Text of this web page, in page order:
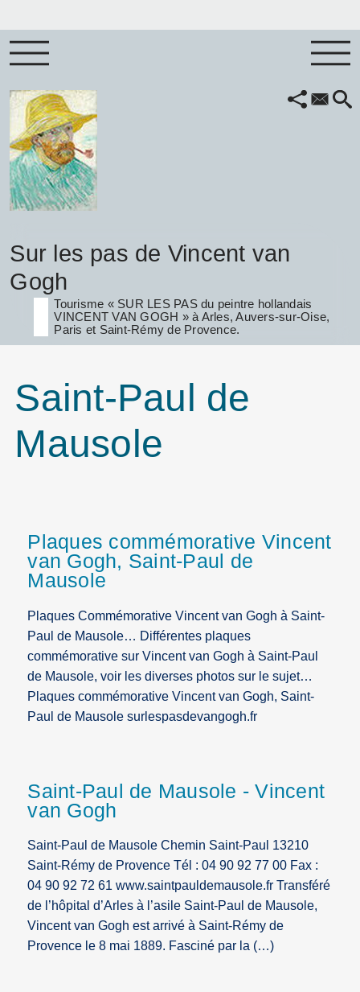
Sur les pas de Vincent van
Gogh
Tourisme « SUR LES PAS du peintre hollandais
VINCENT VAN GOGH » à Arles, Auvers-sur-Oise,
Paris et Saint-Rémy de Provence.
Saint-Paul de
Mausole
Plaques commémorative Vincent
van Gogh, Saint-Paul de
Mausole
Plaques Commémorative Vincent van Gogh à Saint-
Paul de Mausole… Différentes plaques
commémorative sur Vincent van Gogh à Saint-Paul
de Mausole, voir les diverses photos sur le sujet…
Plaques commémorative Vincent van Gogh, Saint-
Paul de Mausole surlespasdevangogh.fr
Saint-Paul de Mausole - Vincent
van Gogh
Saint-Paul de Mausole Chemin Saint-Paul 13210
Saint-Rémy de Provence Tél : 04 90 92 77 00 Fax :
04 90 92 72 61 www.saintpauldemausole.fr Transféré
de l’hôpital d’Arles à l’asile Saint-Paul de Mausole,
Vincent van Gogh est arrivé à Saint-Rémy de
Provence le 8 mai 1889. Fasciné par la (…)